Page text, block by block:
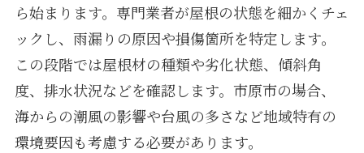
ら始まります。専門業者が屋根の状態を細かくチェ
ックし、雨漏りの原因や損傷箇所を特定します。
この段階では屋根材の種類や劣化状態、傾斜角
度、排水状況などを確認します。市原市の場合、
海からの潮風の影響や台風の多さなど地域特有の
環境要因も考慮する必要があります。